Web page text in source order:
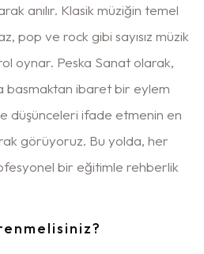
anılır. Klasik müziğin temel
pop ve rock gibi sayısız müzik
oynar. Peska Sanat olarak,
basmaktan ibaret bir eylem
düşünceleri ifade etmenin en
görüyoruz. Bu yolda, her
bir eğitimle rehberlik